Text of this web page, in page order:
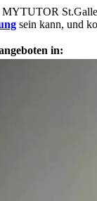
sein kann, und
in: